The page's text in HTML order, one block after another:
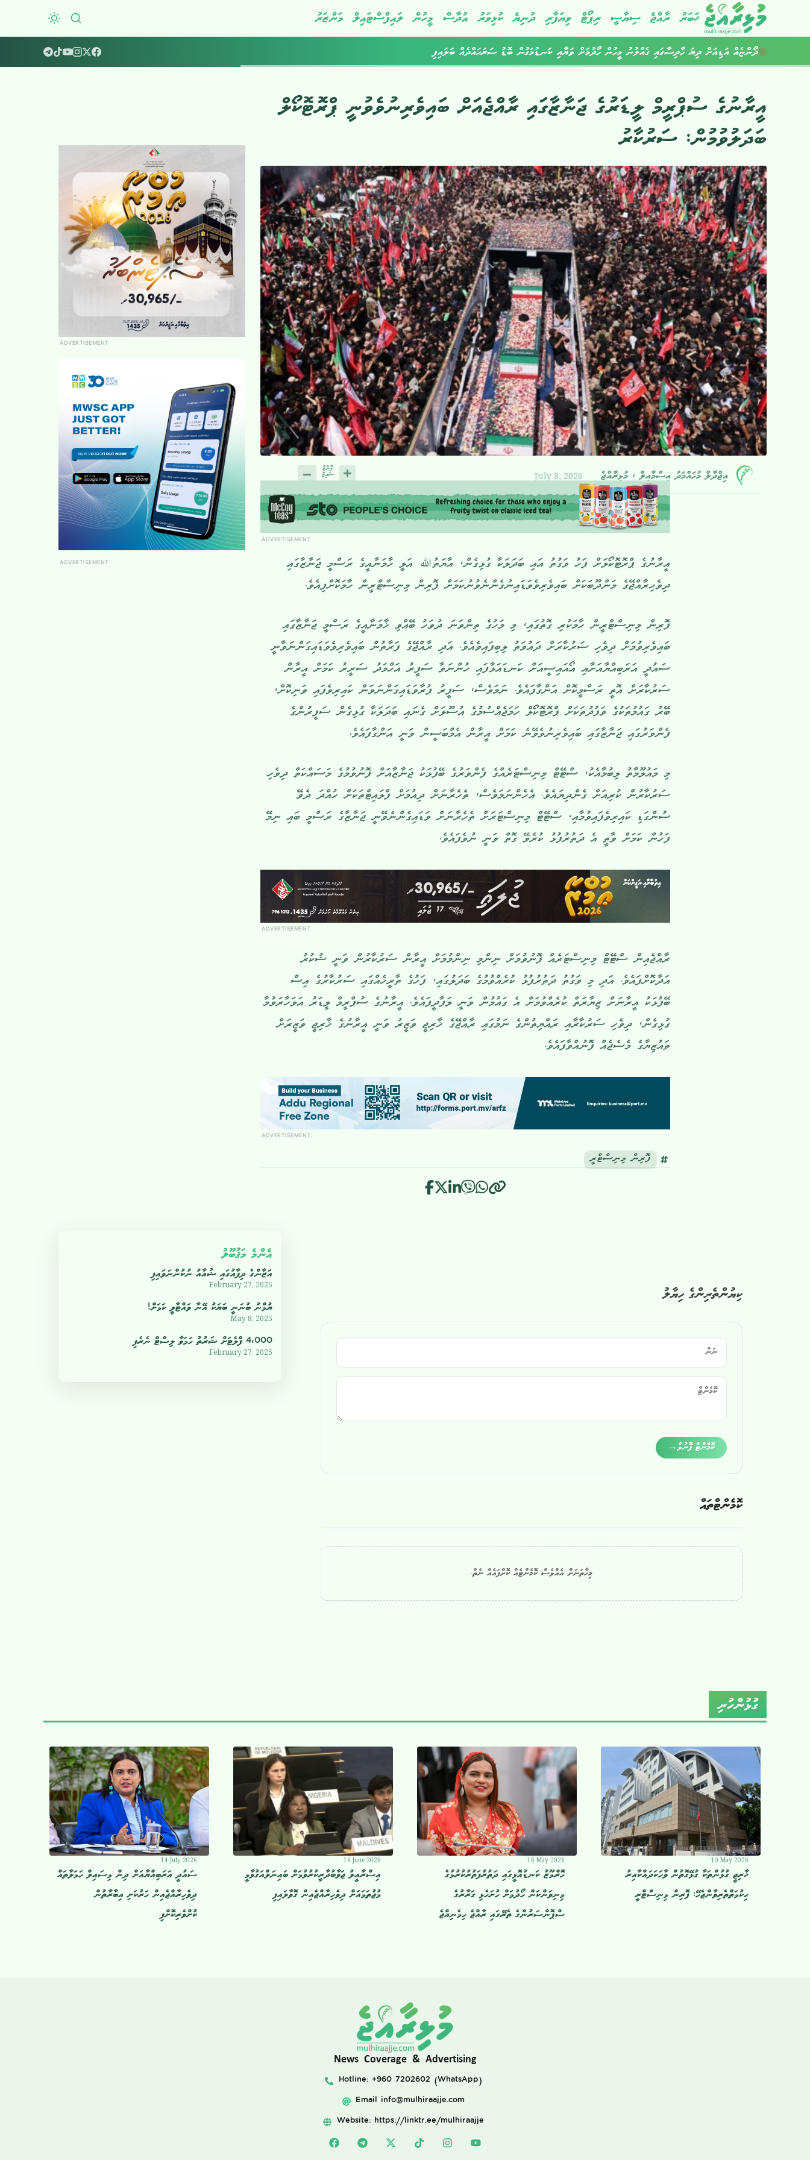
ޚަބަރު ރާއްޖެ ސިޔާސީ ރިޕޯޓް ވިޔަފާރި ދުނިޔެ ކުޅިވަރު އުދާސް މީހުން ލައިފްސްޓައިލް މަންޒަރު
ދޯންޏެއް އަޑިއަށް ދިޔަ ހާދިސާގައި ގެއްލުނު މީހުން ހޯދުމަށް ވަޔާއި ކަނޑުމަގުން ބޮޑު ސަރަޙައްދެއް ބަލައިފި
އީރާނުގެ ސުޕްރީމް ލީޑަރުގެ ޖަނާޒާގައި ރާއްޖެއަށް ބައިވެރިނުވެވުނީ ޕްރޮޓޮކޯލް
ބަދަލުވުމުން: ސަރުކާރު
އިޖްދާލް މުހައްމަދު އިސްމާއީލް ، މުޅިރާއްޖެ July 8, 2026
ADVERTISEMENT
އީރާނުގެ ޕްރޮޓޮކޯލަށް ފަހު ވަގުތު އައި ބަދަލަކާ ގުޅިގެން، އާޔަތުﷲ އަލީ ޚާމަނާއީގެ ރަސްމީ ޖަނާޒާގައި
ދިވެހިރާއްޖޭގެ މަންދޫބަކަށް ބައިވެރިވެވަޑައިނުގެންނެވުނުކަމަށް ފޮރިން މިނިސްޓްރީން ހާމަކޮށްފިއެވެ.
ފޮރިން މިނިސްޓްރީން ހާމަކުރި ގޮތުގައި، މި މަހުގެ ތިންވަނަ ދުވަހު ބޭއްވި ޚާމަނާއީގެ ރަސްމީ ޖަނާޒާގައި
ބައިވެރިވުމަށް ދިވެހި ސަރުކާރަށް ދައުވަތު ލިބިފައިވެއެވެ. އަދި ރާއްޖޭގެ ފަރާތުން ބައިވެރިވެވަޑައިގަންނަވާނީ
ސައުދީ އަރަބިއްޔާއަށާއި އޯއައިސީއަށް ކަނޑައަޅާފައި ހުންނަވާ ސަފީރު އަޙްމަދު ސަރީރު ކަމަށް އީރާން
ސަރުކާރަށް އޮތީ ރަސްމީކޮށް އަންގާފައެވެ. ނަމަވެސް، ސަފީރު ފުރާވަޑައިގަންނަވަން ކައިރިވެފައި ވަނިކޮށް،
ބޭރު ގައުމުތަކުގެ ވަފުދުތަކަށް ޕްރޮޓޮކޯލް ހަމަޖެއްސުމުގެ އުސޫލަށް ގެނައި ބަދަލަކާ ގުޅިގެން ސަފީރުންގެ
ފެންވަރުގައި ޖަނާޒާގައި ބައިވެރިނުވެވޭނެ ކަމަށް އީރާން އެމްބަސީން ވަނީ އަންގާފައެވެ.
މި މައުލޫމާތު ލިބުމާއެކު، ސްޓޭޓް މިނިސްޓަރެއްގެ ފެންވަރުގެ ބޭފުޅަކު ޖަނާޒާއަށް ފޮނުވުމުގެ މަސައްކަތް ދިވެހި
ސަރުކާރުން ކުރިއަށް ގެންދިޔައެވެ. އެހެންނަމަވެސް، ތެހެރާނަށް ދިއުމަށް ފްލައިޓްތަކަށް ހުއްދަ ދެވޭ
ސުންގަޑި ކައިރިވެފައިވުމާއި، ސްޓޭޓް މިނިސްޓަރަށް ތެހެރާނަށް ވަޑައިގެންނެވޭނީ ޖަނާޒާގެ ރަސްމީ ބައި ނިމޭ
ފަހުން ކަމަށް ވާތީ އެ ދަތުރުފުޅު ކުރެވޭ ގޮތް ވަނީ ނުވެފައެވެ.
ADVERTISEMENT
ރާއްޖެއިން ސްޓޭޓް މިނިސްޓަރެއް ފޮނުވުމަށް ނިންމި ނިންމުމަށް އީރާން ސަރުކާރުން ވަނީ ޝުކުރު
އަދާކޮށްފައެވެ. އަދި މި ވަގުތު ދަތުރުފުޅު ކުރެއްވުމުގެ ބަދަލުގައި، ފަހުގެ ތާރީޚެއްގައި ސަރުކާރުގެ އިސް
ބޭފުޅަކު އީރާނަށް ޒިޔާރަތް ކުރެއްވުމަށް އެ ގައުމުން ވަނީ ލަފާދީފައެވެ. އީރާނުގެ ސުޕްރީމް ލީޑަރު އަވަހާރަވުމާ
ގުޅިގެން، ދިވެހި ސަރުކާރާއި ރައްޔިތުންގެ ނަމުގައި ރާއްޖޭގެ ޚާރިޖީ ވަޒީރު ވަނީ އީރާނުގެ ޚާރިޖީ ވަޒީރަށް
ތައުޒިޔާގެ މެސެޖެއް ފޮނުއްވާފައެވެ.
ADVERTISEMENT
ފޮރިން މިނިސްޓްރީ
ADVERTISEMENT
ADVERTISEMENT
ކިޔުންތެރިންގެ ހިޔާލު
ކޮމެންޓް ފޮނުވާ→
ކޮމެންޓްތައް
މިހާތަނަށް އެއްވެސް ކޮމެންޓެއް ކޮށްފައެއް ނެތް.
އެންމެ މަޤުބޫލު
އަޒާންގެ ދިފާއުގައި ޝުއާއު ނުކުންނަވައިފި
February 27, 2025
ޔުމްނު ބުނަނީ ބަޔަކު އޭނާ ވައްޓާލީ ކަމަށް!
May 8, 2025
4،000 ފްލެޓަށް ޝަރުތު ހަމަވާ ލިސްޓް ނެރެފި
February 27, 2025
ގުޅުންހުރި
14 July 2026
ސައުދީ އަރަބިއްޔާއަށް ދިން މިސައިލް ހަމަލާތައް
ދިވެހިރާއްޖެއިން ހަރުކަށި އިބާރާތުން
ކުށްވެރިކޮށްފި
16 June 2026
އިސްރާއީލު ޖަވާބުދާރީކުރުވުމަށް ބައިނަލްއަގުވާމީ
މުޖުތަމައަށް ދިވެހިރާއްޖެއިން ގޮވާލައިފި
16 May 2026
ހޮރްމޫޒު ކަނޑުއޮޅީގައި ދަތުރުފަތުރުކުރުމުގެ
މިނިވަންކަން ހޯދުމަށް ހުށަހެޅި ގަރާރުގެ
ސްޕޮންސަރުންގެ ތެރޭގައި ރާއްޖެ ހިމެނިއްޖެ
10 May 2026
ޚާރިޖީ ގުޅުންތަކާ ގުޅޭގޮތުން ވާހަކަދައްކާއިރު
ޙިކުމަތްތެރިވާންޖެހޭ: ފޮރިން މިނިސްޓްރީ
News Coverage & Advertising
Hotline: +960 7202602 (WhatsApp)
Email info@mulhiraajje.com
Website: https://linktr.ee/mulhiraajje